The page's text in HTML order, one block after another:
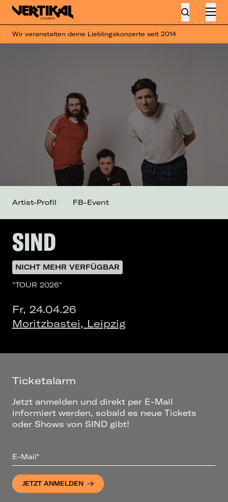
Wir veranstalten deine Lieblingskonzerte seit 2014
SIND
NICHT MEHR VERFÜGBAR
"TOUR 2026"
Fr, 24.04.26
Moritzbastei, Leipzig
Artist-Profil FB-Event
Ticketalarm
Jetzt anmelden und direkt per E-Mail
informiert werden, sobald es neue Tickets
oder Shows von SIND gibt!
E-Mail*
JETZT ANMELDEN